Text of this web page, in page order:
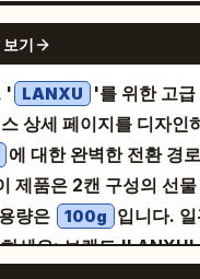
마이크로 포스터가 하
이아웃을 구성해야 합
사용하세요. 핵심 레이아
6 패널 그리드를 사용
기는 동일합니다. 전체
고 여유로우며 고급스
부의 여백을 충분히 확
에 걸쳐 강력한 시각적
. 각 패널은 무작위적인
GPT
기
' LANXU
'를 위한 고급
상세 페이지를 디자인
에 대한 완벽한 전환 경
제품은 2캔 구성의 선물
량은
100g
입니다.
세요: 브랜드